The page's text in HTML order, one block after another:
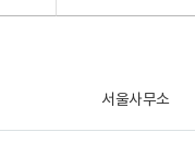
서울사무소